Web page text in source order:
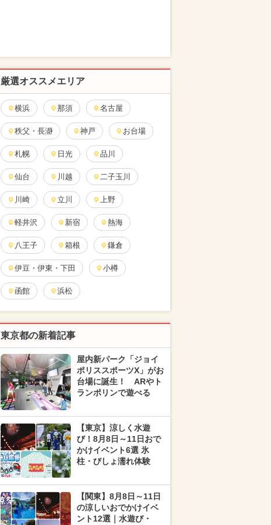
厳選オススメエリア
横浜 那須 名古屋
秩父・長瀞 神戸 お台場
札幌 日光 品川
仙台 川越 二子玉川
川崎 立川 上野
軽井沢 新宿 熱海
八王子 箱根 鎌倉
伊豆・伊東・下田 小樽
函館 浜松
東京都の新着記事
屋内新パーク「ジョイ
ポリススポーツX」がお
台場に誕生！ ARやト
ランポリンで遊べる
【東京】涼しく水遊
び！8月8日～11日おで
かけイベント6選 氷
柱・びしょ濡れ体験
【関東】8月8日～11日
の涼しいおでかけイベ
ント12選｜水遊び・